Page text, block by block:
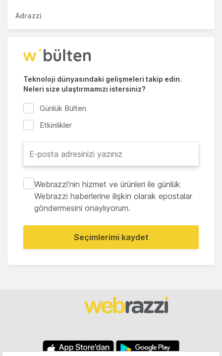
Adrazzi
Teknoloji dünyasındaki gelişmeleri takip edin.
Neleri size ulaştırmamızı istersiniz?
Günlük Bülten
Etkinlikler
Webrazzi'nin hizmet ve ürünleri ile günlük
Webrazzi haberlerine ilişkin olarak epostalar
göndermesini onaylıyorum.
Seçimlerimi kaydet